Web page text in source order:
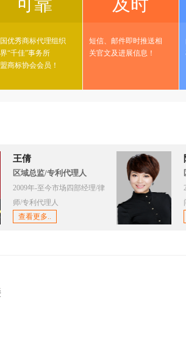
优秀商标代理组织
“千佳”事务所
商标协会会员！
短信、邮件即时推送相
关官文及进展信息！
王倩
区域总监/专利代理人
2009年-至今市场四部经理/律
师/专利代理人
查看更多..